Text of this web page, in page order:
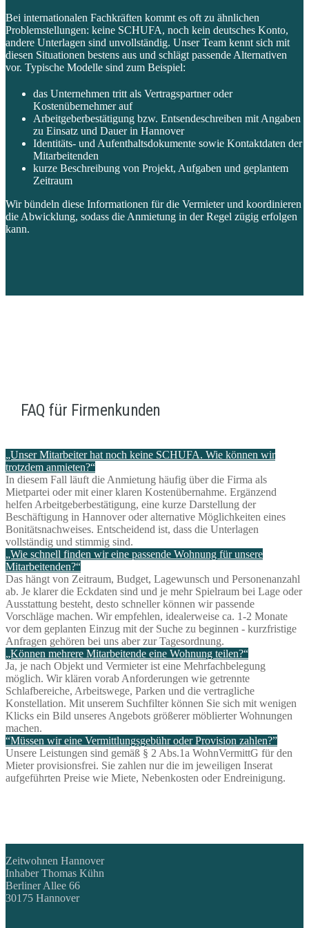
Bei internationalen Fachkräften kommt es oft zu ähnlichen
Problemstellungen: keine SCHUFA, noch kein deutsches Konto,
andere Unterlagen sind unvollständig. Unser Team kennt sich mit
diesen Situationen bestens aus und schlägt passende Alternativen
vor. Typische Modelle sind zum Beispiel:
das Unternehmen tritt als Vertragspartner oder
Kostenübernehmer auf
Arbeitgeberbestätigung bzw. Entsendeschreiben mit Angaben
zu Einsatz und Dauer in Hannover
Identitäts- und Aufenthaltsdokumente sowie Kontaktdaten der
Mitarbeitenden
kurze Beschreibung von Projekt, Aufgaben und geplantem
Zeitraum
Wir bündeln diese Informationen für die Vermieter und koordinieren
die Abwicklung, sodass die Anmietung in der Regel zügig erfolgen
kann.
FAQ für Firmenkunden
„Unser Mitarbeiter hat noch keine SCHUFA. Wie können wir
trotzdem anmieten?“
In diesem Fall läuft die Anmietung häufig über die Firma als
Mietpartei oder mit einer klaren Kostenübernahme. Ergänzend
helfen Arbeitgeberbestätigung, eine kurze Darstellung der
Beschäftigung in Hannover oder alternative Möglichkeiten eines
Bonitätsnachweises. Entscheidend ist, dass die Unterlagen
vollständig und stimmig sind.
„Wie schnell finden wir eine passende Wohnung für unsere
Mitarbeitenden?“
Das hängt von Zeitraum, Budget, Lagewunsch und Personenanzahl
ab. Je klarer die Eckdaten sind und je mehr Spielraum bei Lage oder
Ausstattung besteht, desto schneller können wir passende
Vorschläge machen. Wir empfehlen, idealerweise ca. 1-2 Monate
vor dem geplanten Einzug mit der Suche zu beginnen - kurzfristige
Anfragen gehören bei uns aber zur Tagesordnung.
„Können mehrere Mitarbeitende eine Wohnung teilen?“
Ja, je nach Objekt und Vermieter ist eine Mehrfachbelegung
möglich. Wir klären vorab Anforderungen wie getrennte
Schlafbereiche, Arbeitswege, Parken und die vertragliche
Konstellation. Mit unserem Suchfilter können Sie sich mit wenigen
Klicks ein Bild unseres Angebots größerer möblierter Wohnungen
machen.
“Müssen wir eine Vermittlungsgebühr oder Provision zahlen?”
Unsere Leistungen sind gemäß § 2 Abs.1a WohnVermittG für den
Mieter provisionsfrei. Sie zahlen nur die im jeweiligen Inserat
aufgeführten Preise wie Miete, Nebenkosten oder Endreinigung.
Zeitwohnen Hannover
Inhaber Thomas Kühn
Berliner Allee 66
30175 Hannover